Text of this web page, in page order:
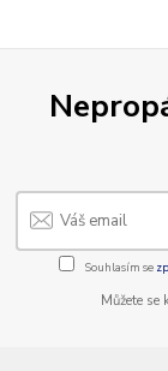
Souhlasím se
Můžete